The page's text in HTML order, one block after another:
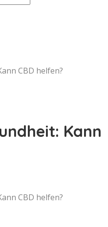
CBD helfen?
Kann
CBD helfen?